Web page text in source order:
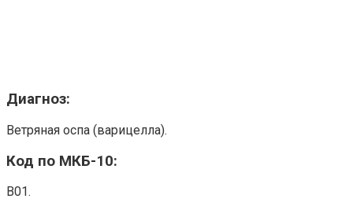
Диагноз:
Ветряная оспа (варицелла).
Код по МКБ-10:
B01.